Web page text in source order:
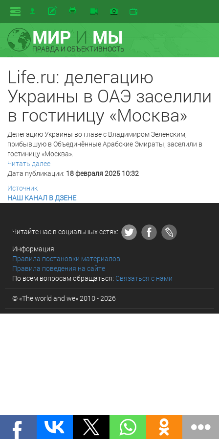
МИРИ МЫ
ПРАВДА И ОБЪЕКТИВНОСТЬ
Life.ru: делегацию
Украины в ОАЭ заселили
в гостиницу «Москва»
Делегацию Украины во главе с Владимиром Зеленским,
прибывшую в Объединённые Арабские Эмираты, заселили в
гостиницу «Москва».
Читать далее
Дата публикации: 18 февраля 2025 10:32
Источник
НАШ КАНАЛ В ДЗЕНЕ
Читайте нас в социальных сетях:
Информация:
Правила постановки материалов
Правила поведения на сайте
По всем вопросам обращаться: Связаться с нами
© «The world and we» 2010 - 2026